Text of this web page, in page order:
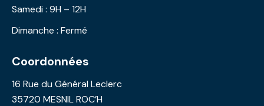
Samedi : 9H – 12H
Dimanche : Fermé
Coordonnées
16 Rue du Général Leclerc
35720 MESNIL ROC’H